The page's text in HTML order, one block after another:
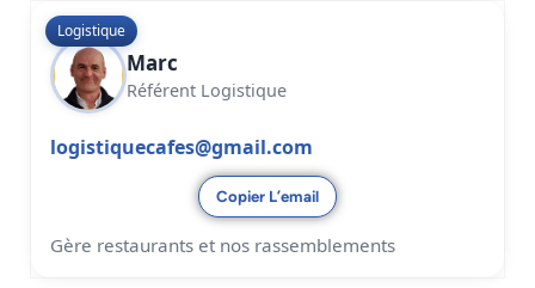
Logistique
Marc
Référent Logistique
logistiquecafes@gmail.com
Copier L’email
Gère restaurants et nos rassemblements